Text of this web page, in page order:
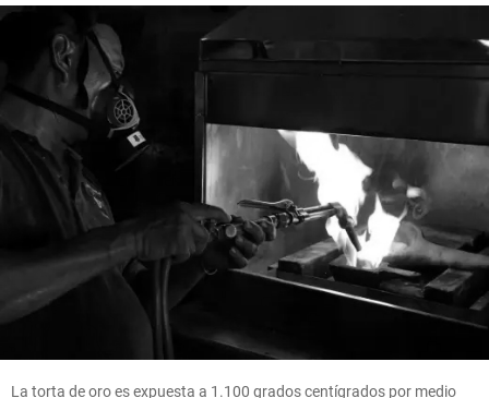
La torta de oro es expuesta a 1.100 grados centígrados por medio